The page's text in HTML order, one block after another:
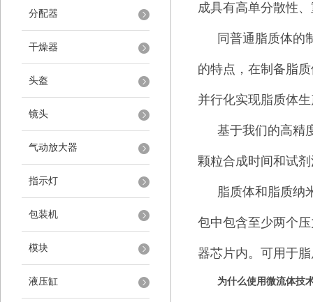
分配器
干燥器
头盔
镜头
气动放大器
指示灯
包装机
模块
液压缸
成具有高单分散性
同普通脂质体的
的特点，在制备脂
并行化实现脂质体
基于我们的高精
颗粒合成时间和试
脂质体和脂质纳
包中包含至少两个
器芯片内。可用于
为什么使用微流体技